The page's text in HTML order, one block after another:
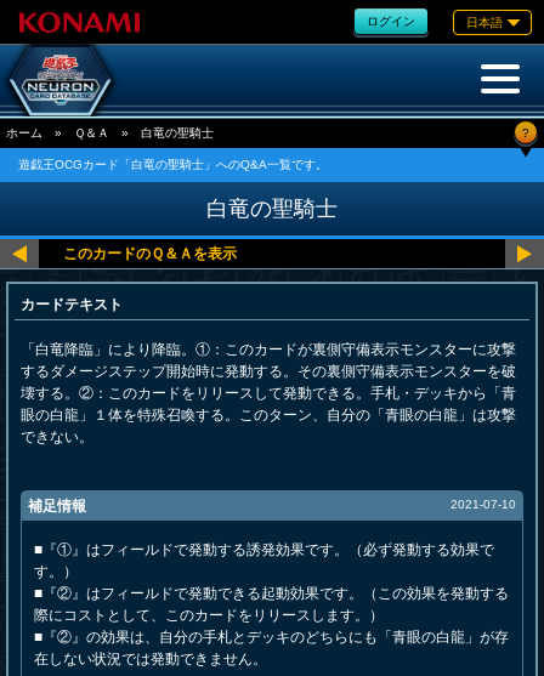
ログイン 日本語
ホーム » Ｑ＆Ａ » 白竜の聖騎士 ?
遊戯王OCGカード「白竜の聖騎士」へのQ&A一覧です。
白竜の聖騎士
カードテキスト
「白竜降臨」により降臨。①：このカードが裏側守備表示モンスターに攻撃
するダメージステップ開始時に発動する。その裏側守備表示モンスターを破
壊する。②：このカードをリリースして発動できる。手札・デッキから「青
眼の白龍」１体を特殊召喚する。このターン、自分の「青眼の白龍」は攻撃
できない。
補足情報 2021-07-10
■『①』はフィールドで発動する誘発効果です。（必ず発動する効果で
す。）
■『②』はフィールドで発動できる起動効果です。（この効果を発動する
際にコストとして、このカードをリリースします。）
■『②』の効果は、自分の手札とデッキのどちらにも「青眼の白龍」が存
在しない状況では発動できません。